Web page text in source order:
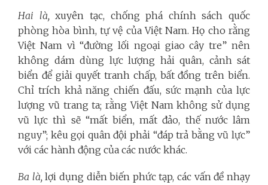
Hai là,xuyên tạc, chống phá chính sách quốc
phòng hòa bình, tự vệ của Việt Nam. Họ cho rằng
Việt Nam vì “đường lối ngoại giao cây tre” nên
không dám dùng lực lượng hải quân, cảnh sát
biển để giải quyết tranh chấp, bất đồng trên biển.
Chỉ trích khả năng chiến đấu, sức mạnh của lực
lượng vũ trang ta; rằng Việt Nam không sử dụng
vũ lực thì sẽ “mất biển, mất đảo, thế nước lâm
nguy”; kêu gọi quân đội phải “đáp trả bằng vũ lực”
với các hành động của các nước khác.
Ba là,lợi dụng diễn biến phức tạp, các vấn đề nhạy